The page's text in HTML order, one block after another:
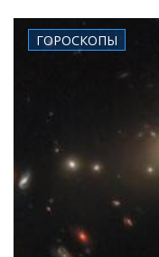
ГОРОСКОПЫ